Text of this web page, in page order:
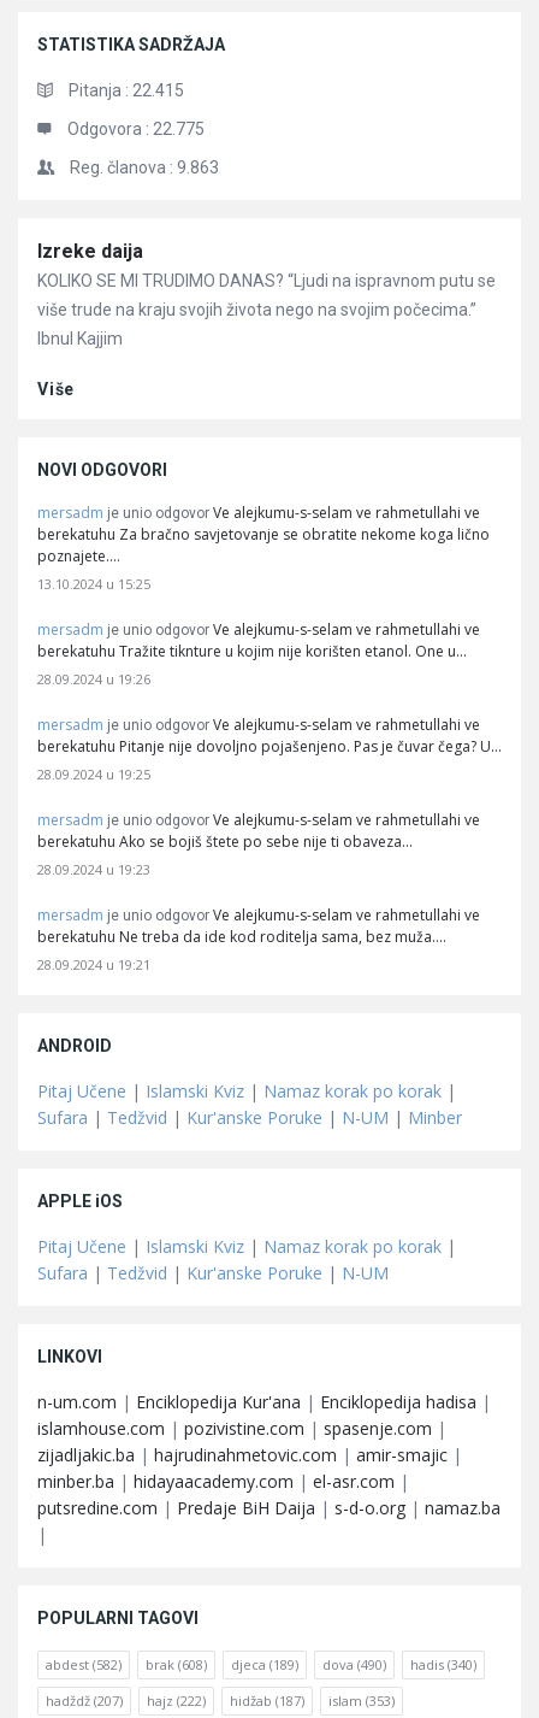
STATISTIKA SADRŽAJA
Pitanja : 22.415
Odgovora : 22.775
Reg. članova : 9.863
Članci
Izreke daija
KOLIKO SE MI TRUDIMO DANAS? “Ljudi na ispravnom putu se
više trude na kraju svojih života nego na svojim počecima.”
Ibnul Kajjim
Više
NOVI ODGOVORI
mersadm je unio odgovor Ve alejkumu-s-selam ve rahmetullahi ve
berekatuhu Za bračno savjetovanje se obratite nekome koga lično
poznajete.…
13.10.2024 u 15:25
mersadm je unio odgovor Ve alejkumu-s-selam ve rahmetullahi ve
berekatuhu Tražite tiknture u kojim nije korišten etanol. One u…
28.09.2024 u 19:26
mersadm je unio odgovor Ve alejkumu-s-selam ve rahmetullahi ve
berekatuhu Pitanje nije dovoljno pojašenjeno. Pas je čuvar čega? U…
28.09.2024 u 19:25
mersadm je unio odgovor Ve alejkumu-s-selam ve rahmetullahi ve
berekatuhu Ako se bojiš štete po sebe nije ti obaveza…
28.09.2024 u 19:23
mersadm je unio odgovor Ve alejkumu-s-selam ve rahmetullahi ve
berekatuhu Ne treba da ide kod roditelja sama, bez muža.…
28.09.2024 u 19:21
ANDROID
Pitaj Učene | Islamski Kviz | Namaz korak po korak |
Sufara | Tedžvid | Kur'anske Poruke | N-UM | Minber
APPLE iOS
Pitaj Učene | Islamski Kviz | Namaz korak po korak |
Sufara | Tedžvid | Kur'anske Poruke | N-UM
LINKOVI
n-um.com | Enciklopedija Kur'ana | Enciklopedija hadisa |
islamhouse.com | pozivistine.com | spasenje.com |
zijadljakic.ba | hajrudinahmetovic.com | amir-smajic |
minber.ba | hidayaacademy.com | el-asr.com |
putsredine.com | Predaje BiH Daija | s-d-o.org | namaz.ba
|
POPULARNI TAGOVI
abdest (582) brak (608) djeca (189) dova (490) hadis (340)
hadždž (207) hajz (222) hidžab (187) islam (353)